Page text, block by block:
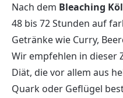
Nach dem Bleaching
48 bis 72 Stunden auf
Getränke wie Curry,
Wir empfehlen in dieser
Diät, die vor allem aus
Quark oder Geflügel